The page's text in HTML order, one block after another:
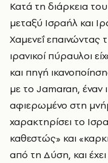
Κατά τη διάρκεια
μεταξύ Ισραήλ και
Χαμενεΐ επαινώντας
ιρανικοί πύραυλοι
και πηγή
με το Jamaran, έναν
αφιερωμένο στη
χαρακτηρίσει το
καθεστώς» και
από τη Δύση, και